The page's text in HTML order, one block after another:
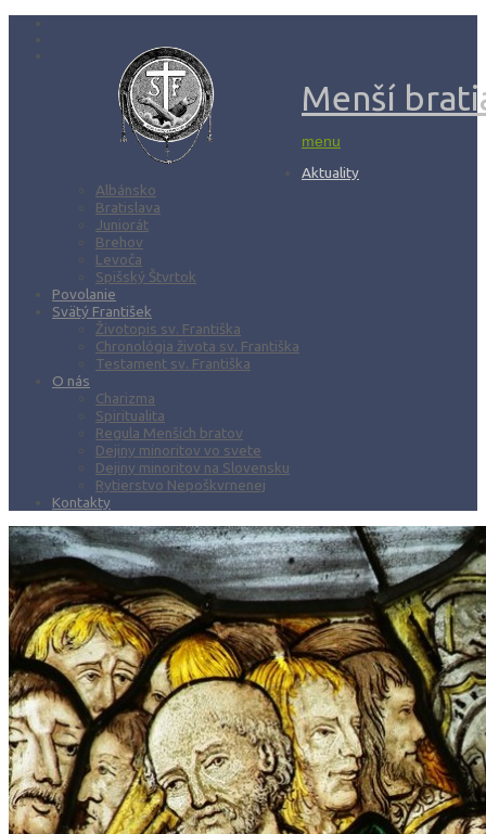
Menší
menu
Aktuality
Albánsko
Bratislava
Juniorát
Brehov
Levoča
Spišský Štvrtok
Povolanie
Svätý František
Životopis sv. Františka
Chronológia života sv. Františka
Testament sv. Františka
O nás
Charizma
Spiritualita
Regula Menších bratov
Dejiny minoritov vo svete
Dejiny minoritov na Slovensku
Rytierstvo Nepoškvrnenej
Kontakty